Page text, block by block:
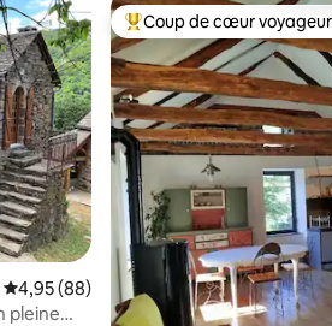
: 4,93 sur 5
appréciés
Évaluation moyenne sur la base de 88
4,95 (88)
pleine
Coups de cœur voyageurs
Coup de cœur